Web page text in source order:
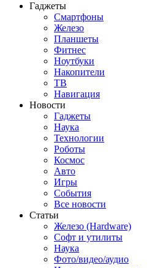
Гаджеты
Смартфоны
Железо
Планшеты
Фитнес
Ноутбуки
Накопители
ТВ
Навигация
Новости
Гаджеты
Наука
Технологии
Роботы
Космос
Авто
Игры
События
Все новости
Статьи
Железо (Hardware)
Софт и утилиты
Наука
Фото/видео/аудио